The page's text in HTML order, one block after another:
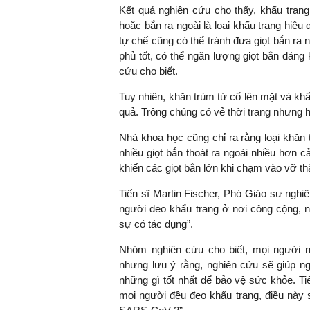
Kết quả nghiên cứu cho thấy, khẩu
hoặc bắn ra ngoài là loại khẩu trang
tự chế cũng có thể tránh đưa giọt bắn ra
phủ tốt, có thể ngăn lượng giọt bắn
cứu cho biết.
Tuy nhiên, khăn trùm từ cổ lên mặt và
quả. Trông chúng có vẻ thời trang nhưng
Nhà khoa học cũng chỉ ra rằng loại
nhiều giọt bắn thoát ra ngoài nhiều hơn
khiến các giọt bắn lớn khi chạm vào vỡ
Tiến sĩ Martin Fischer, Phó Giáo sư
người đeo khẩu trang ở nơi công cộng,
sự có tác dụng”.
Nhóm nghiên cứu cho biết, mọi người
nhưng lưu ý rằng, nghiên cứu sẽ giúp
những gì tốt nhất để bảo vệ sức khỏe.
mọi người đều đeo khẩu trang, điều